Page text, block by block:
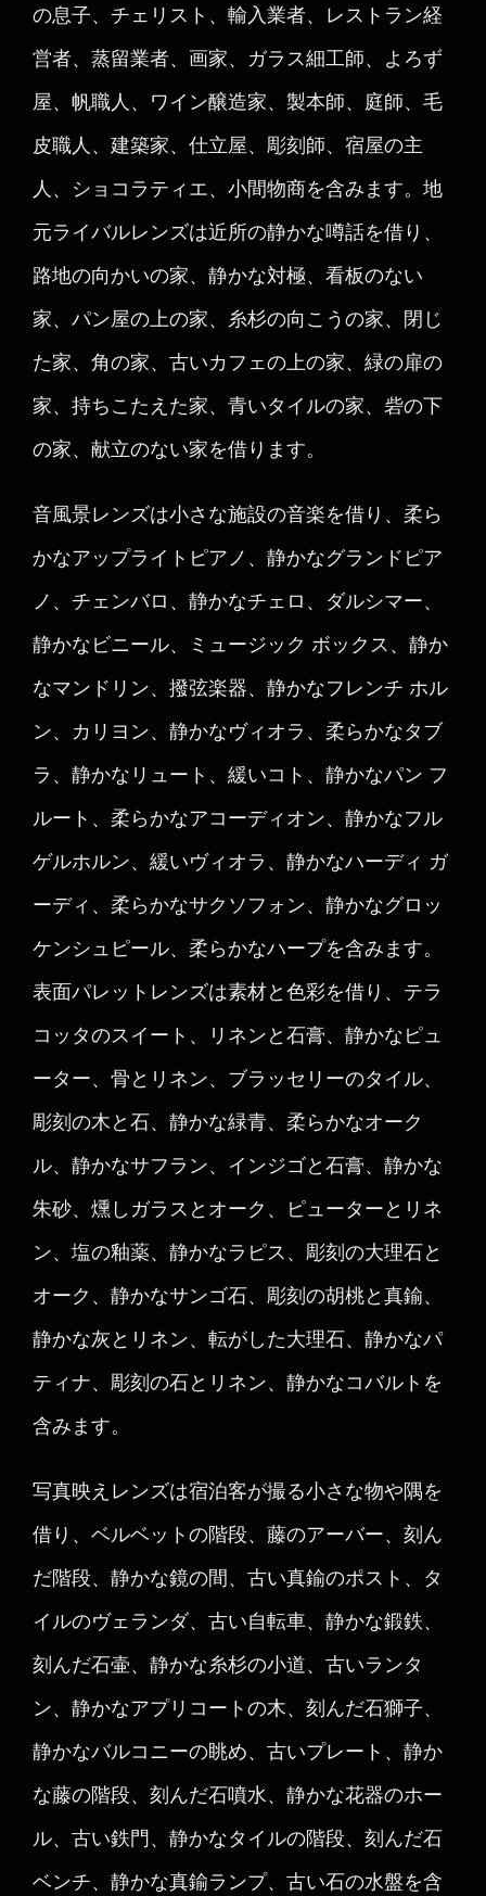
の息子、チェリスト、輸入業者、レストラン経
営者、蒸留業者、画家、ガラス細工師、よろず
屋、帆職人、ワイン醸造家、製本師、庭師、毛
皮職人、建築家、仕立屋、彫刻師、宿屋の主
人、ショコラティエ、小間物商を含みます。地
元ライバルレンズは近所の静かな噂話を借り、
路地の向かいの家、静かな対極、看板のない
家、パン屋の上の家、糸杉の向こうの家、閉じ
た家、角の家、古いカフェの上の家、緑の扉の
家、持ちこたえた家、青いタイルの家、砦の下
の家、献立のない家を借ります。
音風景レンズは小さな施設の音楽を借り、柔ら
かなアップライトピアノ、静かなグランドピア
ノ、チェンバロ、静かなチェロ、ダルシマー、
静かなビニール、ミュージック ボックス、静か
なマンドリン、撥弦楽器、静かなフレンチ ホル
ン、カリヨン、静かなヴィオラ、柔らかなタブ
ラ、静かなリュート、緩いコト、静かなパン フ
ルート、柔らかなアコーディオン、静かなフル
ゲルホルン、緩いヴィオラ、静かなハーディ ガ
ーディ、柔らかなサクソフォン、静かなグロッ
ケンシュピール、柔らかなハープを含みます。
表面パレットレンズは素材と色彩を借り、テラ
コッタのスイート、リネンと石膏、静かなピュ
ーター、骨とリネン、ブラッセリーのタイル、
彫刻の木と石、静かな緑青、柔らかなオーク
ル、静かなサフラン、インジゴと石膏、静かな
朱砂、燻しガラスとオーク、ピューターとリネ
ン、塩の釉薬、静かなラピス、彫刻の大理石と
オーク、静かなサンゴ石、彫刻の胡桃と真鍮、
静かな灰とリネン、転がした大理石、静かなパ
ティナ、彫刻の石とリネン、静かなコバルトを
含みます。
写真映えレンズは宿泊客が撮る小さな物や隅を
借り、ベルベットの階段、藤のアーバー、刻ん
だ階段、静かな鏡の間、古い真鍮のポスト、タ
イルのヴェランダ、古い自転車、静かな鍛鉄、
刻んだ石壷、静かな糸杉の小道、古いランタ
ン、静かなアプリコートの木、刻んだ石獅子、
静かなバルコニーの眺め、古いプレート、静か
な藤の階段、刻んだ石噴水、静かな花器のホー
ル、古い鉄門、静かなタイルの階段、刻んだ石
ベンチ、静かな真鍮ランプ、古い石の水盤を含